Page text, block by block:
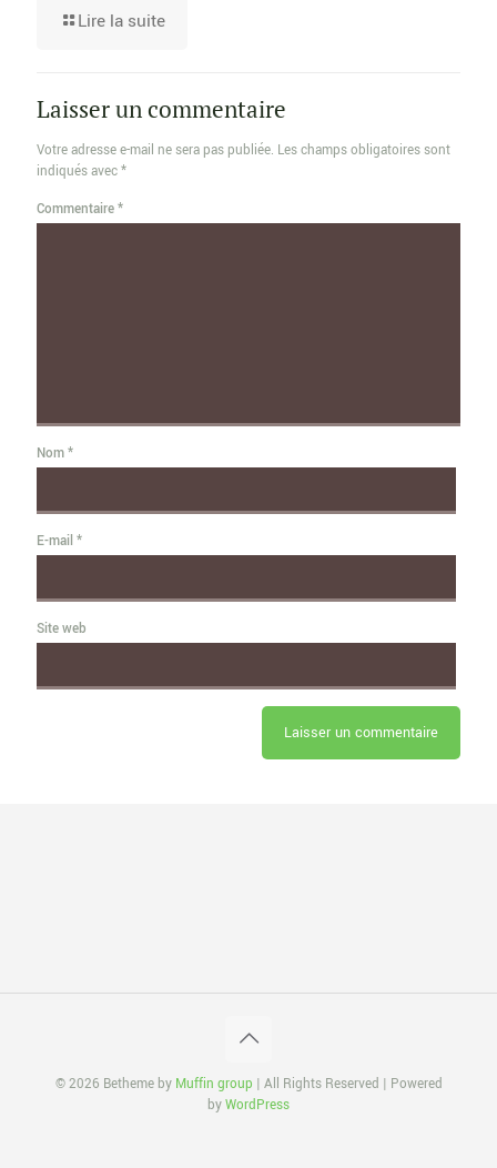
Lire la suite
Laisser un commentaire
Votre adresse e-mail ne sera pas publiée. Les champs obligatoires sont
indiqués avec*
Commentaire*
Nom*
E-mail *
Site web
© 2026 Betheme by Muffin group | All Rights Reserved | Powered
byWordPress